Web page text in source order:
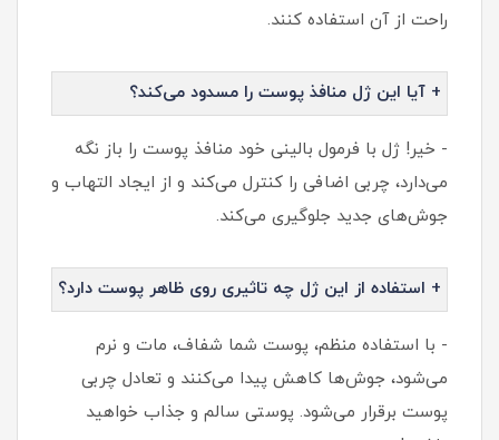
راحت از آن استفاده کنند.
+ آیا این ژل منافذ پوست را مسدود می‌کند؟
- خیر! ژل با فرمول بالینی خود منافذ پوست را باز نگه
می‌دارد، چربی اضافی را کنترل می‌کند و از ایجاد التهاب و
جوش‌های جدید جلوگیری می‌کند.
+ استفاده از این ژل چه تاثیری روی ظاهر پوست دارد؟
- با استفاده منظم، پوست شما شفاف، مات و نرم
می‌شود، جوش‌ها کاهش پیدا می‌کنند و تعادل چربی
پوست برقرار می‌شود. پوستی سالم و جذاب خواهید